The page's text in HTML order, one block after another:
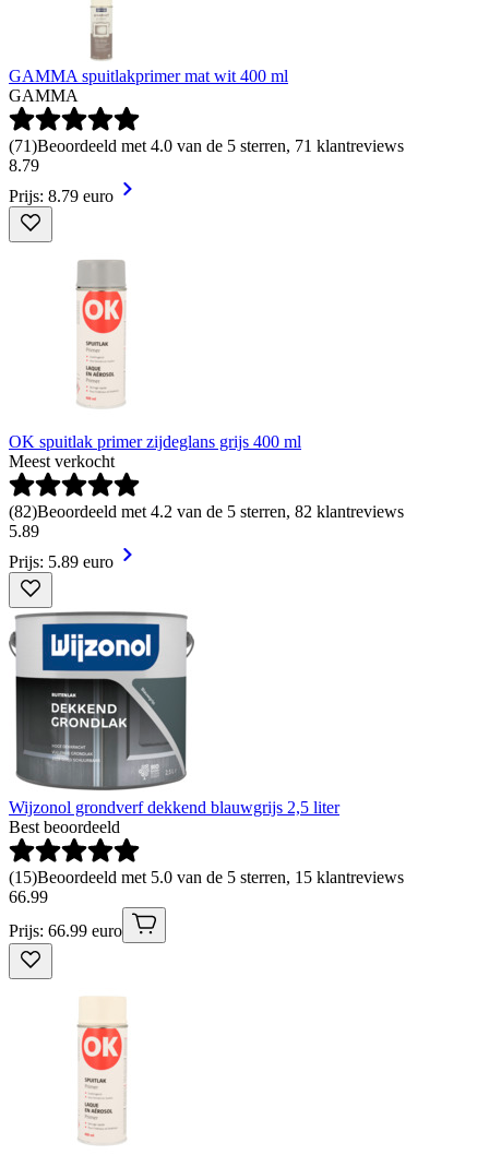
GAMMA spuitlakprimer mat wit 400 ml
GAMMA
(71)Beoordeeld met 4.0 van de 5 sterren, 71 klantreviews
8.79
Prijs: 8.79 euro
OK spuitlak primer zijdeglans grijs 400 ml
Meest verkocht
(82)Beoordeeld met 4.2 van de 5 sterren, 82 klantreviews
5.89
Prijs: 5.89 euro
Wijzonol grondverf dekkend blauwgrijs 2,5 liter
Best beoordeeld
(15)Beoordeeld met 5.0 van de 5 sterren, 15 klantreviews
66.99
Prijs: 66.99 euro